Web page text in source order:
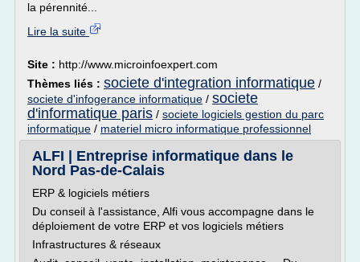
la pérennité...
Lire la suite
Site : http://www.microinfoexpert.com
Thèmes liés : societe d'integration informatique /
societe d'infogerance informatique / societe
d'informatique paris / societe logiciels gestion du parc
informatique / materiel micro informatique professionnel
ALFI | Entreprise informatique dans le
Nord Pas-de-Calais
ERP & logiciels métiers
Du conseil à l'assistance, Alfi vous accompagne dans le
déploiement de votre ERP et vos logiciels métiers
Infrastructures & réseaux